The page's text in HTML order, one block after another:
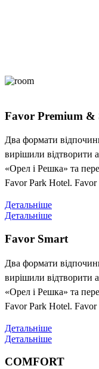
Favor Premium &
Два формати
вирішили відтворити
«Орел і Решка» та
Favor Park Hotel.
Детальніше
Детальніше
Favor Smart
Два формати
вирішили відтворити
«Орел і Решка» та
Favor Park Hotel.
Детальніше
Детальніше
COMFORT